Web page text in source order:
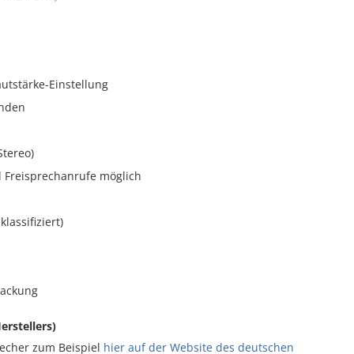
Einstellung
möglich
zum Beispiel hier auf der Website des deutschen